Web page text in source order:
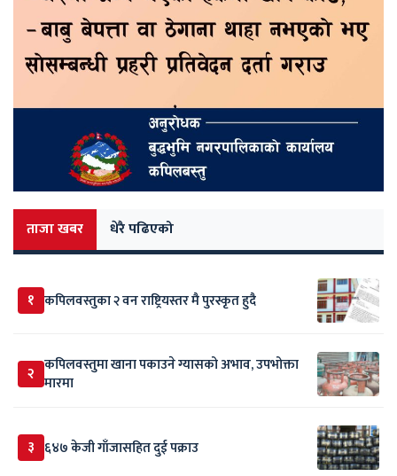
ताजा खबर धेरै पढिएको
१ कपिलवस्तुका २ वन राष्ट्रियस्तर मै पुरस्कृत हुदै
२ कपिलवस्तुमा खाना पकाउने ग्यासको अभाव, उपभोक्ता
मारमा
३ ६४७ केजी गाँजासहित दुई पक्राउ